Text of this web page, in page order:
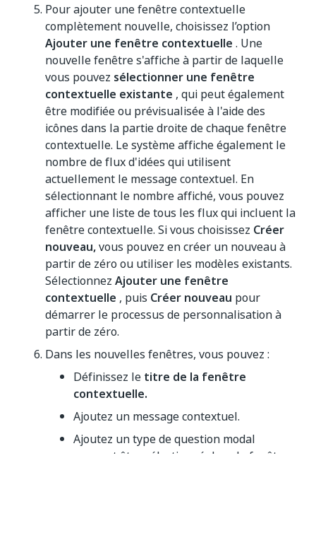
Pour ajouter une fenêtre contextuelle
complètement nouvelle, choisissez l’option
Ajouter une fenêtre contextuelle . Une
nouvelle fenêtre s'affiche à partir de laquelle
vous pouvez sélectionner une fenêtre
contextuelle existante , qui peut également
être modifiée ou prévisualisée à l'aide des
icônes dans la partie droite de chaque fenêtre
contextuelle. Le système affiche également le
nombre de flux d'idées qui utilisent
actuellement le message contextuel. En
sélectionnant le nombre affiché, vous pouvez
afficher une liste de tous les flux qui incluent la
fenêtre contextuelle. Si vous choisissez Créer
nouveau,vous pouvez en créer un nouveau à
partir de zéro ou utiliser les modèles existants.
Sélectionnez Ajouter une fenêtre
contextuelle , puis Créer nouveau pour
démarrer le processus de personnalisation à
partir de zéro.
Dans les nouvelles fenêtres, vous pouvez :
Définissez le titre de la fenêtre
contextuelle.
Ajoutez un message contextuel.
Ajoutez un type de question modal
pouvant être sélectionné dans la fenêtre